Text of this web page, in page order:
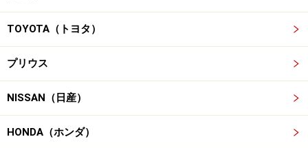
TOYOTA（トヨタ）
プリウス
NISSAN（日産）
HONDA（ホンダ）